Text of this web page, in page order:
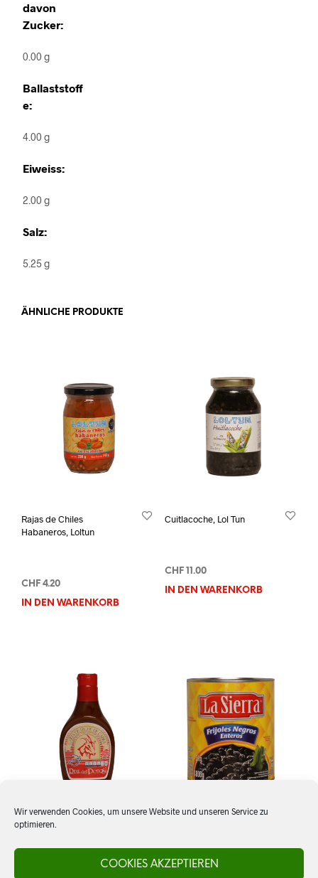
Wir verwenden Cookies, um unsere Website und unseren Service zu
optimieren.
COOKIES AKZEPTIEREN
davon
Zucker:
0.00 g
Ballaststoff
e:
4.00 g
Eiweiss:
2.00 g
Salz:
5.25 g
ÄHNLICHE PRODUKTE
Rajas de Chiles
Habaneros, Loltun
CHF 4.20
IN DEN WARENKORB
Cuitlacoche, Lol Tun
CHF11.00
IN DEN WARENKORB
Potosi
Sierra